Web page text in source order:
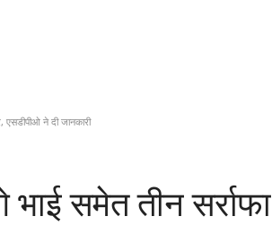
एसडीपीओ ने दी जानकारी
समेत तीन सर्राफा